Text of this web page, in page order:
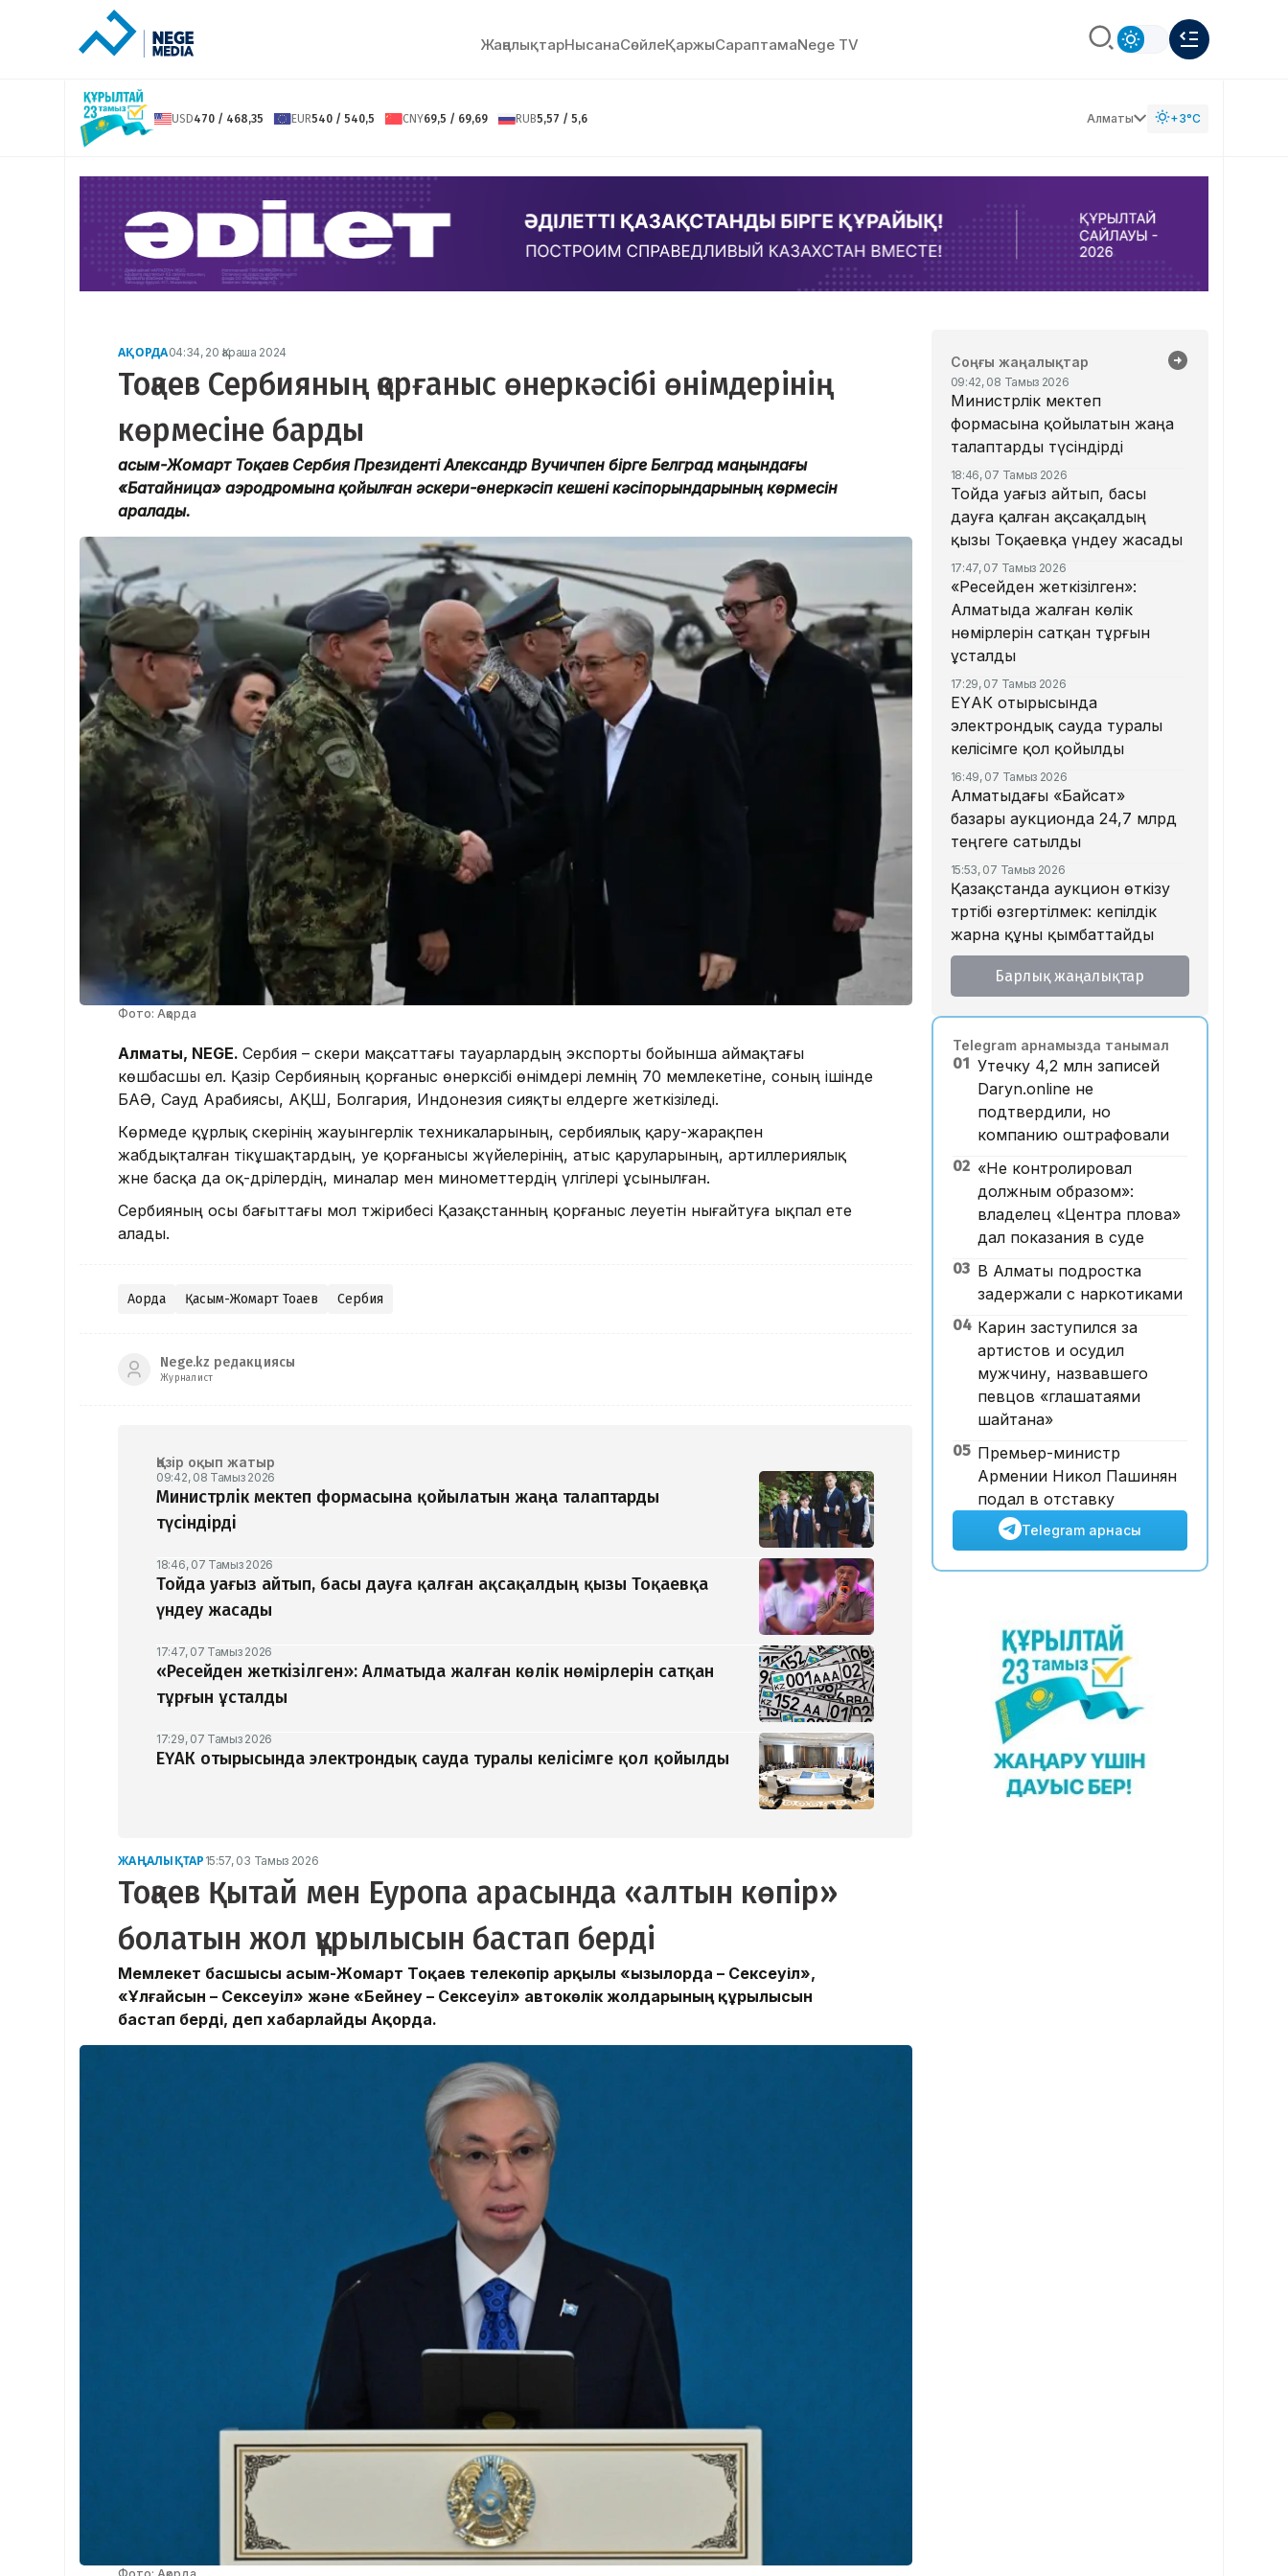
ЖаңалықтарНысанаСөйлeҚаржыСараптамаNege TV
USD470 / 468,35 EUR540 / 540,5 CNY69,5 / 69,69 RUB5,57 / 5,6 Алматы +3°C
АҚОРДА04:34, 20 Қараша 2024
Тоқаев Сербияның қорғаныс өнеркәсібі өнімдерінің
көрмесіне барды
Қасым-Жомарт Тоқаев Сербия Президенті Александр Вучичпен бірге Белград маңындағы
«Батайница» аэродромына қойылған әскери-өнеркәсіп кешені кәсіпорындарының көрмесін
аралады.
Фото: Ақорда
Алматы, NEGE. Сербия – әскери мақсаттағы тауарлардың экспорты бойынша аймақтағы
көшбасшы ел. Қазір Сербияның қорғаныс өнеркәсібі өнімдері әлемнің 70 мемлекетіне, соның ішінде
БАӘ, Сауд Арабиясы, АҚШ, Болгария, Индонезия сияқты елдерге жеткізіледі.
Көрмеде құрлық әскерінің жауынгерлік техникаларының, сербиялық қару-жарақпен
жабдықталған тікұшақтардың, әуе қорғанысы жүйелерінің, атыс қаруларының, артиллериялық
және басқа да оқ-дәрілердің, миналар мен минометтердің үлгілері ұсынылған.
Сербияның осы бағыттағы мол тәжірибесі Қазақстанның қорғаныс әлеуетін нығайтуға ықпал ете
алады.
Ақорда Қасым-Жомарт Тоқаев Сербия
Nege.kz редакциясы
Журналист
Қазір оқып жатыр
09:42, 08 Тамыз 2026
Министрлік мектеп формасына қойылатын жаңа талаптарды
түсіндірді
18:46, 07 Тамыз 2026
Тойда уағыз айтып, басы дауға қалған ақсақалдың қызы Тоқаевқа
үндеу жасады
17:47, 07 Тамыз 2026
«Ресейден жеткізілген»: Алматыда жалған көлік нөмірлерін сатқан
тұрғын ұсталды
17:29, 07 Тамыз 2026
ЕҮАК отырысында электрондық сауда туралы келісімге қол қойылды
ЖАҢАЛЫҚТАР 15:57, 03 Тамыз 2026
Тоқаев Қытай мен Еуропа арасында «алтын көпір»
болатын жол құрылысын бастап берді
Мемлекет басшысы Қасым-Жомарт Тоқаев телекөпір арқылы «Қызылорда – Сексеуіл»,
«Ұлғайсын – Сексеуіл» және «Бейнеу – Сексеуіл» автокөлік жолдарының құрылысын
бастап берді, деп хабарлайды Ақорда.
Соңғы жаңалықтар
09:42, 08 Тамыз 2026
Министрлік мектеп
формасына қойылатын жаңа
талаптарды түсіндірді
18:46, 07 Тамыз 2026
Тойда уағыз айтып, басы
дауға қалған ақсақалдың
қызы Тоқаевқа үндеу жасады
17:47, 07 Тамыз 2026
«Ресейден жеткізілген»:
Алматыда жалған көлік
нөмірлерін сатқан тұрғын
ұсталды
17:29, 07 Тамыз 2026
ЕҮАК отырысында
электрондық сауда туралы
келісімге қол қойылды
16:49, 07 Тамыз 2026
Алматыдағы «Байсат»
базары аукционда 24,7 млрд
теңгеге сатылды
15:53, 07 Тамыз 2026
Қазақстанда аукцион өткізу
тәртібі өзгертілмек: кепілдік
жарна құны қымбаттайды
15:11, 07 Тамыз 2026
Мемлекеттік грант
астам талапкер тегін білім
алады
14:45, 07 Тамыз 2026
Ұлттық валютаны инфляция
қарқынының баяулауы
қолдап отыр – сарапшылар
13:30, 07 Тамыз 2026
Фельдшер Ұлдана
Мырзуанның қазасына
қатысты іс сотқа жолданды
12:59, 07 Тамыз 2026
Абай облысы аумағындағы
орманды өрттен қорғауға 3
млрд теңгеден астам қаржы
бөлінді
Барлық жаңалықтар
Telegram арнамызда танымал
01 Утечку 4,2 млн записей
Daryn.online не
подтвердили, но
компанию оштрафовали
02 «Не контролировал
должным образом»:
владелец «Центра плова»
дал показания в суде
03 В Алматы подростка
задержали с наркотиками
04 Карин заступился за
артистов и осудил
мужчину, назвавшего
певцов «глашатаями
шайтана»
05 Премьер-министр
Армении Никол Пашинян
подал в отставку
Telegram арнасы